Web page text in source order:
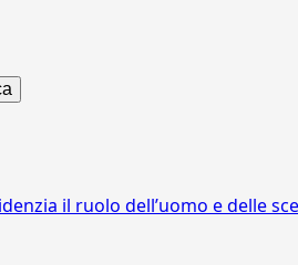
il ruolo dell’uomo e delle